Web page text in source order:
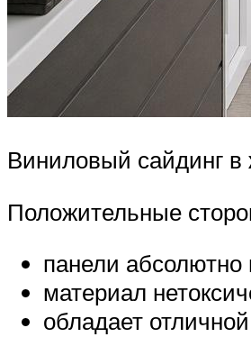
Виниловый сайдинг
Положительные
панели абсолютно
материал
обладает